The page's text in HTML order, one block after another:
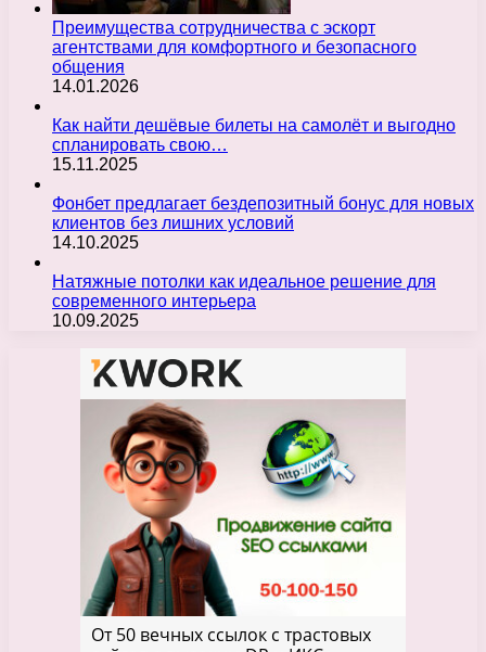
Преимущества сотрудничества с эскорт
агентствами для комфортного и безопасного
общения
14.01.2026
Как найти дешёвые билеты на самолёт и выгодно
спланировать свою…
15.11.2025
Фонбет предлагает бездепозитный бонус для новых
клиентов без лишних условий
14.10.2025
Натяжные потолки как идеальное решение для
современного интерьера
10.09.2025